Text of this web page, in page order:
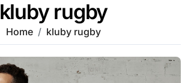
kluby rugby
Home kluby rugby